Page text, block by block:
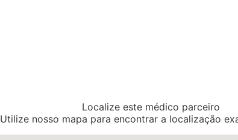
Localize este médico parceiro
Utilize nosso mapa para encontrar a localização